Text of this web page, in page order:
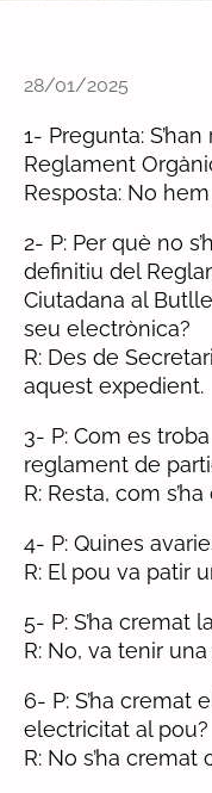
28/01/2025
1- Pregunta:
Reglament
Resposta: No
2- P: Per què no
definitiu del
Ciutadana al
seu electrònica?
R: Des de
aquest expedient.
3- P: Com es
reglament de
R: Resta, com
4- P: Quines
R: El pou va patir
5- P: S’ha cremat
R: No, va tenir
6- P: S’ha cremat
electricitat al pou?
R: No s’ha